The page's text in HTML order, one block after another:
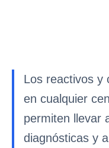
Los reactivos y
en cualquier
permiten llevar
diagnósticas y